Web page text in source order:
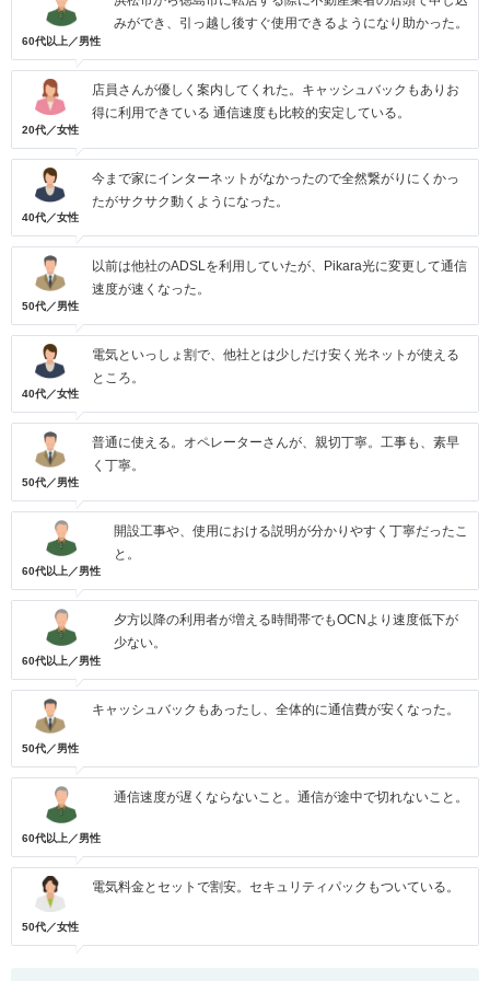
60代以上／男性
みができ、引っ越し後すぐ使用できるようになり助かった。
20代／女性
店員さんが優しく案内してくれた。キャッシュバックもありお
得に利用できている 通信速度も比較的安定している。
40代／女性
今まで家にインターネットがなかったので全然繋がりにくかっ
たがサクサク動くようになった。
50代／男性
以前は他社のADSLを利用していたが、Pikara光に変更して通信
速度が速くなった。
40代／女性
電気といっしょ割で、他社とは少しだけ安く光ネットが使える
ところ。
50代／男性
普通に使える。オペレーターさんが、親切丁寧。工事も、素早
く丁寧。
60代以上／男性
開設工事や、使用における説明が分かりやすく丁寧だったこ
と。
60代以上／男性
夕方以降の利用者が増える時間帯でもOCNより速度低下が
少ない。
50代／男性
キャッシュバックもあったし、全体的に通信費が安くなった。
60代以上／男性
通信速度が遅くならないこと。通信が途中で切れないこと。
50代／女性
電気料金とセットで割安。セキュリティパックもついている。